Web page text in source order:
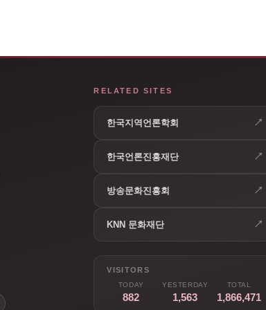
RELATED SITES
한국지역언론학회 ↗
한국언론진흥재단 ↗
방송문화진흥회 ↗
KNN 문화재단 ↗
VISITORS
TODAY
882
YESTERDAY
1,563
TOTAL
1,866,471